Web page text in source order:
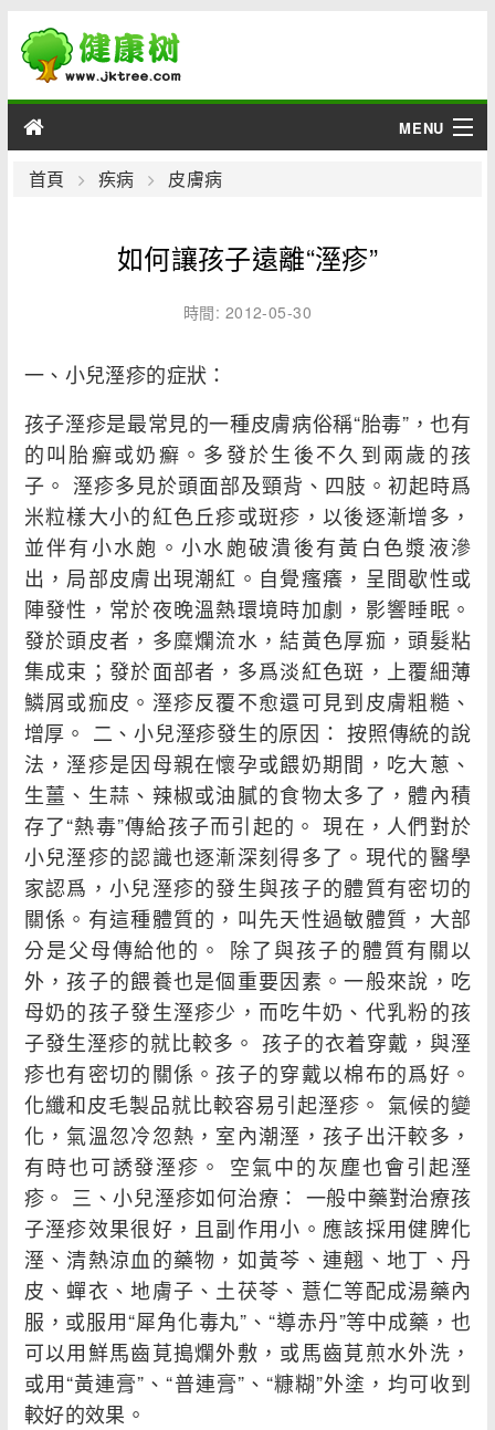
MENU
男性
疾病
首頁 疾病 皮膚病
如何讓孩子遠離“溼疹”
時間: 2012-05-30
一、小兒溼疹的症狀：
孩子溼疹是最常見的一種皮膚病俗稱“胎毒”，也有
的叫胎癬或奶癬。多發於生後不久到兩歲的孩
子。 溼疹多見於頭面部及頸背、四肢。初起時爲
米粒樣大小的紅色丘疹或斑疹，以後逐漸增多，
並伴有小水皰。小水皰破潰後有黃白色漿液滲
出，局部皮膚出現潮紅。自覺瘙癢，呈間歇性或
陣發性，常於夜晚溫熱環境時加劇，影響睡眠。
發於頭皮者，多糜爛流水，結黃色厚痂，頭髮粘
集成束；發於面部者，多爲淡紅色斑，上覆細薄
鱗屑或痂皮。溼疹反覆不愈還可見到皮膚粗糙、
增厚。 二、小兒溼疹發生的原因： 按照傳統的說
法，溼疹是因母親在懷孕或餵奶期間，吃大蔥、
生薑、生蒜、辣椒或油膩的食物太多了，體內積
存了“熱毒”傳給孩子而引起的。 現在，人們對於
小兒溼疹的認識也逐漸深刻得多了。現代的醫學
家認爲，小兒溼疹的發生與孩子的體質有密切的
關係。有這種體質的，叫先天性過敏體質，大部
分是父母傳給他的。 除了與孩子的體質有關以
外，孩子的餵養也是個重要因素。一般來說，吃
母奶的孩子發生溼疹少，而吃牛奶、代乳粉的孩
子發生溼疹的就比較多。 孩子的衣着穿戴，與溼
疹也有密切的關係。孩子的穿戴以棉布的爲好。
化纖和皮毛製品就比較容易引起溼疹。 氣候的變
化，氣溫忽冷忽熱，室內潮溼，孩子出汗較多，
有時也可誘發溼疹。 空氣中的灰塵也會引起溼
疹。 三、小兒溼疹如何治療： 一般中藥對治療孩
子溼疹效果很好，且副作用小。應該採用健脾化
溼、清熱涼血的藥物，如黃芩、連翹、地丁、丹
皮、蟬衣、地膚子、土茯苓、薏仁等配成湯藥內
服，或服用“犀角化毒丸”、“導赤丹”等中成藥，也
可以用鮮馬齒莧搗爛外敷，或馬齒莧煎水外洗，
或用“黃連膏”、“普連膏”、“糠糊”外塗，均可收到
較好的效果。